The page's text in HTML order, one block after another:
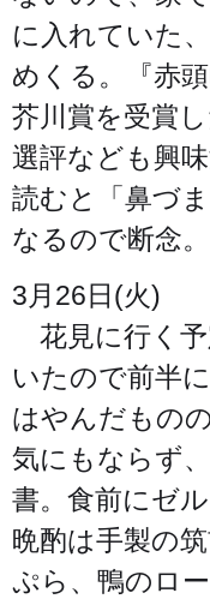
に入れていた
めくる。『赤
芥川賞を受賞
選評なども興
読むと「鼻づ
なるので断念。
3月26日(火)
花見に行く予
いたので前半
はやんだもの
気にもならず
書。食前にゼ
晩酌は手製の
ぷら、鴨のロ